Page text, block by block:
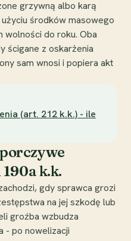
grzywną albo karą
środków masowego
wolności do roku. Oba
ścigane z oskarżenia
sam wnosi i popiera akt
(art. 212 k.k.) - ile
k.k.
gdy sprawca grozi
na jej szkodę lub
groźba wzbudza
- po nowelizacji